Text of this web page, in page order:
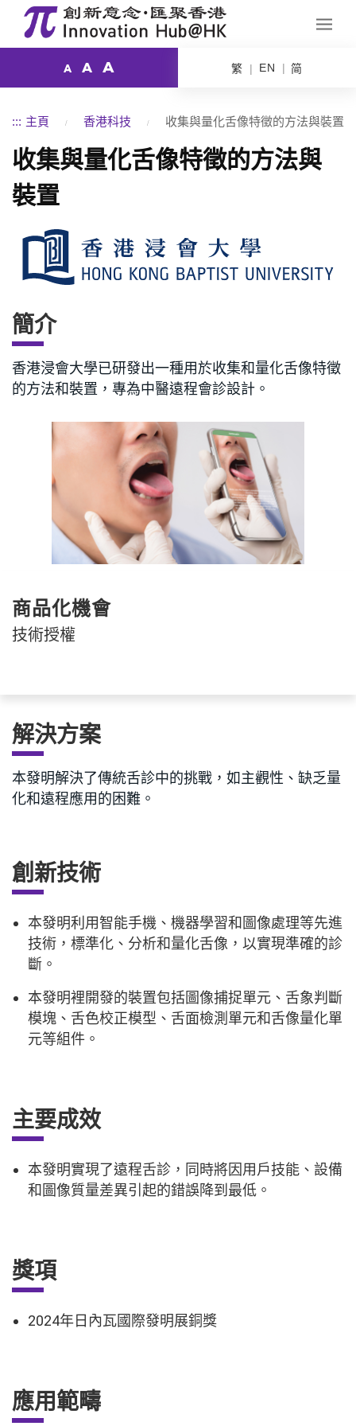
A A A 繁 EN 简
::: 主頁 香港科技 收集與量化舌像特徵的方法與裝置
收集與量化舌像特徵的方法與
裝置
簡介
香港浸會大學已研發出一種用於收集和量化舌像特徵
的方法和裝置，專為中醫遠程會診設計。
商品化機會
技術授權
解決方案
本發明解決了傳統舌診中的挑戰，如主觀性、缺乏量
化和遠程應用的困難。
創新技術
本發明利用智能手機、機器學習和圖像處理等先進
技術，標準化、分析和量化舌像，以實現準確的診
斷。
本發明裡開發的裝置包括圖像捕捉單元、舌象判斷
模塊、舌色校正模型、舌面檢測單元和舌像量化單
元等組件。
主要成效
本發明實現了遠程舌診，同時將因用戶技能、設備
和圖像質量差異引起的錯誤降到最低。
獎項
2024年日內瓦國際發明展銅獎
應用範疇